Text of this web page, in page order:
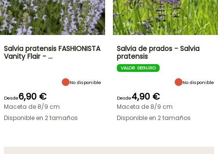
Salvia pratensis FASHIONISTA
Vanity Flair - …
No disponible
Desde6,90 €
Maceta de 8/9 cm
Disponible en 2 tamaños
Salvia de prados - Salvia
pratensis
VALOR SEGURO
No disponible
Desde4,90 €
Maceta de 8/9 cm
Disponible en 2 tamaños